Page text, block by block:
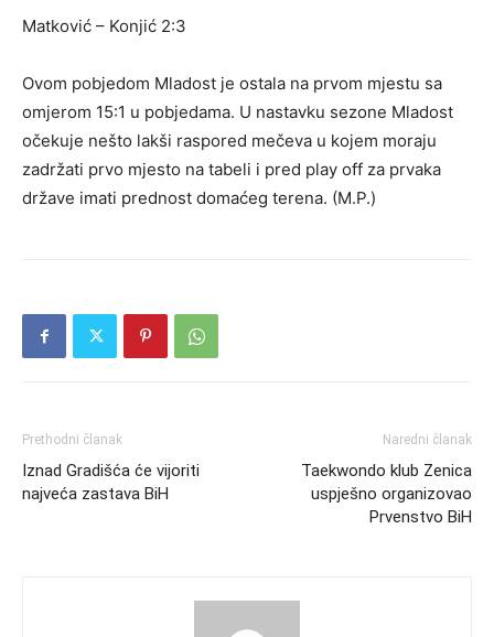
Matković – Konjić 2:3
Ovom pobjedom Mladost je ostala na prvom mjestu sa
omjerom 15:1 u pobjedama. U nastavku sezone Mladost
očekuje nešto lakši raspored mečeva u kojem moraju
zadržati prvo mjesto na tabeli i pred play off za prvaka
države imati prednost domaćeg terena. (M.P.)
Prethodni članak
Iznad Gradišća će vijoriti
najveća zastava BiH
Naredni članak
Taekwondo klub Zenica
uspješno organizovao
Prvenstvo BiH